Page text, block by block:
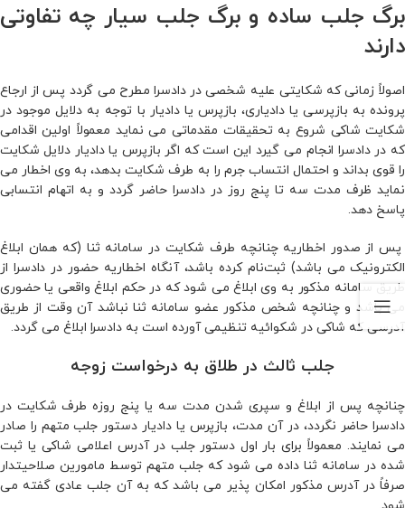
برگ جلب ساده و برگ جلب سیار چه تفاوتی
دارند
اصولاً زمانی که شکایتی علیه شخصی در دادسرا مطرح می‌ گردد پس از ارجاع
پرونده به بازپرسی یا دادیاری، بازپرس یا دادیار با توجه به دلایل موجود در
شکایت شاکی شروع به تحقیقات مقدماتی می‌ نماید معمولاً اولین اقدامی
که در دادسرا انجام می‌ گیرد این است که اگر بازپرس یا دادیار دلایل شکایت
را قوی بداند و احتمال انتساب جرم را به طرف شکایت بدهد، به وی اخطار می‌
نماید ظرف مدت سه تا پنج روز در دادسرا حاضر گردد و به اتهام انتسابی
پاسخ دهد.
پس از صدور اخطاریه چنانچه طرف شکایت در سامانه ثنا (که همان ابلاغ
الکترونیک می‌ باشد) ثبت‌نام کرده باشد، آنگاه اخطاریه حضور در دادسرا از
طریق سامانه مذکور به وی ابلاغ می‌ شود که در حکم ابلاغ واقعی یا حضوری
می‌ باشد و چنانچه شخص مذکور عضو سامانه ثنا نباشد آن‌ وقت از طریق
آدرسی که شاکی در شکوائیه تنظیمی آورده است به دادسرا ابلاغ می‌ گردد.
جلب ثالث در طلاق به درخواست زوجه
چنانچه پس از ابلاغ و سپری شدن مدت سه یا پنج روزه طرف شکایت در
دادسرا حاضر نگردد، در آن مدت، بازپرس یا دادیار دستور جلب متهم را صادر
می‌ نمایند. معمولاً برای بار اول دستور جلب در آدرس اعلامی شاکی یا ثبت
شده در سامانه ثنا داده می‌ شود که جلب متهم توسط مامورین صلاحیتدار
صرفاً در آدرس مذکور امکان‌ پذیر می‌ باشد که به آن جلب عادی گفته می‌